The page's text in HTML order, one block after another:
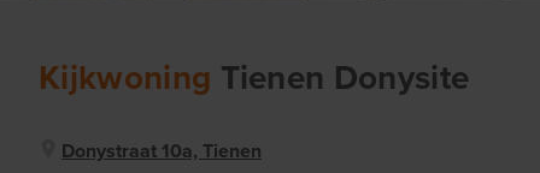
Kijkwoning Tienen Donysite
Donystraat 10a, Tienen